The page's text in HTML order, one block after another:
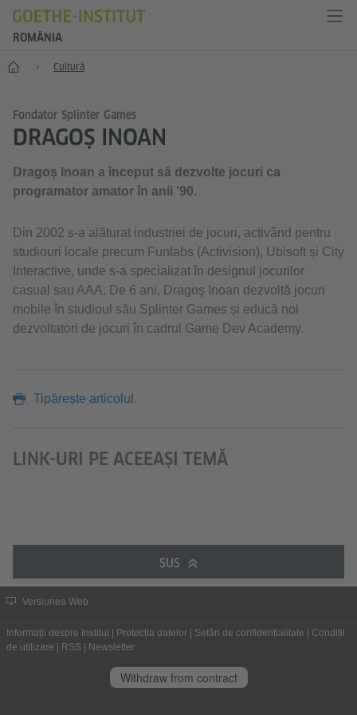
ROMÂNIA
Start Cultură
Fondator Splinter Games
DRAGOȘ INOAN
​Dragoș Inoan a început să dezvolte jocuri ca
programator amator în anii '90.
Din 2002 s-a alăturat industriei de jocuri, activând pentru
studiouri locale precum Funlabs (Activision), Ubisoft și City
Interactive, unde s-a specializat în designul jocurilor
casual sau AAA. De 6 ani, Dragoş Inoan dezvoltă jocuri
mobile în studioul său Splinter Games și educă noi
dezvoltatori de jocuri în cadrul Game Dev Academy.
Tipărește articolul
LINK-URI PE ACEEAȘI TEMĂ
SUS
Versiunea Web
Informații despre Institut Protecția datelor Setări de confidențialitate
Condiții
de utilizare
RSS Newsletter
Withdraw from contract